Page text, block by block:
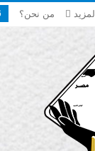
من نحن؟ المزيد